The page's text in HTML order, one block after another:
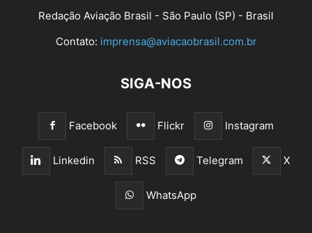
Redação Aviação Brasil - São Paulo (SP) - Brasil
Contato: imprensa@aviacaobrasil.com.br
SIGA-NOS
Facebook Flickr Instagram
Linkedin RSS Telegram X
WhatsApp